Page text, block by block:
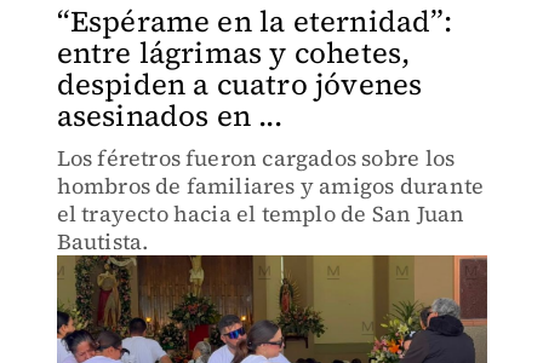
“Espérame en la eternidad”:
entre lágrimas y cohetes,
despiden a cuatro jóvenes
asesinados en ...
Los féretros fueron cargados sobre los
hombros de familiares y amigos durante
el trayecto hacia el templo de San Juan
Bautista.